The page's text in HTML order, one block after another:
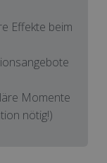
Effekte beim
Momente
nötig!)